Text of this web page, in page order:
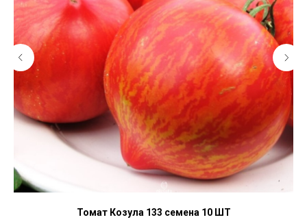
Томат Козула 133 семена 10 ШТ